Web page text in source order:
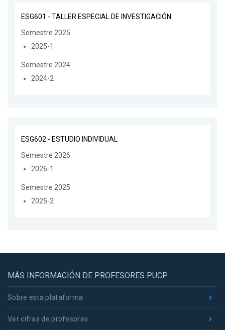
ESG601 - TALLER ESPECIAL DE INVESTIGACIÓN
Semestre 2025
2025-1
Semestre 2024
2024-2
ESG602 - ESTUDIO INDIVIDUAL
Semestre 2026
2026-1
Semestre 2025
2025-2
MÁS INFORMACIÓN DE PROFESORES PUCP
Sobre esta plataforma
Ver cifras de profesores